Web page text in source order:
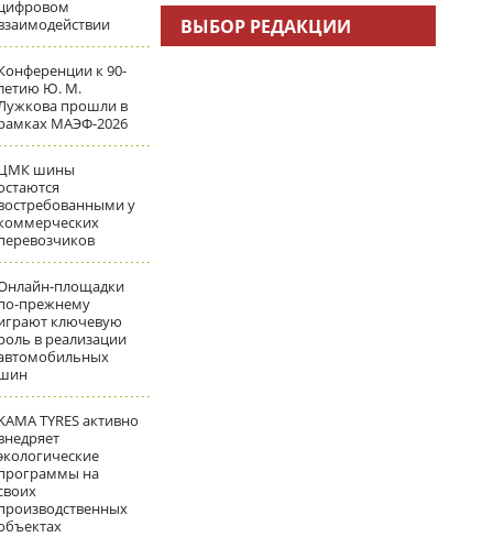
к 90-
Ю. М.
прошли в
МАЭФ-2026
шины
у
площадки
прежнему
ключевую
в реализации
TYRES активно
на
ВЫБОР РЕДАКЦИИ